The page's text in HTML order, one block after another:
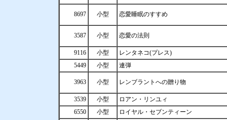
8697 小型 恋愛睡眠のすすめ
3587 小型 恋愛の法則
9116 小型
レンタネコ(プレス)
5449
小型 連弾
3963 小型 レンブラントへの贈り物
3539 小型
ロアン・リンユィ
6550
小型
ロイヤル・セブンティーン